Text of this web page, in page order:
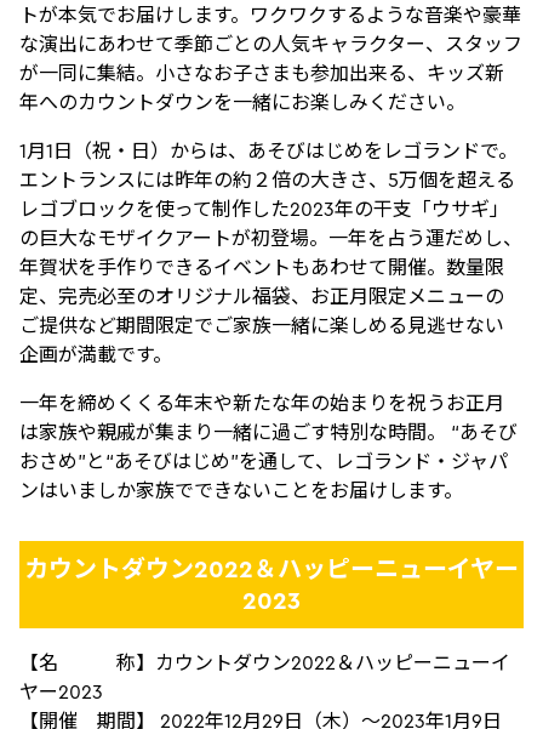
トが本気でお届けします。ワクワクするような音楽や豪華
な演出にあわせて季節ごとの人気キャラクター、スタッフ
が一同に集結。小さなお子さまも参加出来る、キッズ新
年へのカウントダウンを一緒にお楽しみください。
1月1日（祝・日）からは、あそびはじめをレゴランドで。
エントランスには昨年の約２倍の大きさ、5万個を超える
レゴブロックを使って制作した2023年の干支「ウサギ」
の巨大なモザイクアートが初登場。一年を占う運だめし、
年賀状を手作りできるイベントもあわせて開催。数量限
定、完売必至のオリジナル福袋、お正月限定メニューの
ご提供など期間限定でご家族一緒に楽しめる見逃せない
企画が満載です。
一年を締めくくる年末や新たな年の始まりを祝うお正月
は家族や親戚が集まり一緒に過ごす特別な時間。 “あそび
おさめ”と“あそびはじめ”を通して、レゴランド・ジャパ
ンはいましか家族でできないことをお届けします。
カウントダウン2022＆ハッピーニューイヤー
2023
【名 称】カウントダウン2022＆ハッピーニューイ
ヤー2023
【開催 期間】 2022年12月29日（木）～2023年1月9日